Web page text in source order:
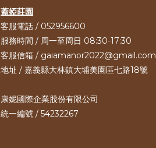
蓋婭莊園
客服電話 / 052956600
服務時間 / 周一至周日 08:30-17:30
客服信箱 / gaiamanor2022@gmail.com
地址 / 嘉義縣大林鎮大埔美園區七路18號
康妮國際企業股份有限公司
統一編號 / 54232267